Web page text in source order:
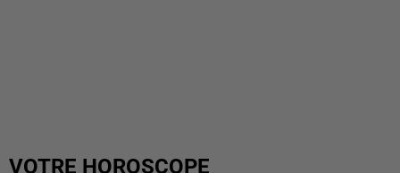
VOTRE HOROSCOPE